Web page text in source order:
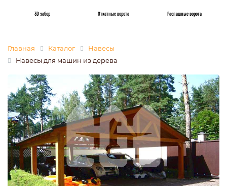
3D забор Откатные ворота Распашные ворота
Главная Каталог
Навесы
Навесы для машин из дерева